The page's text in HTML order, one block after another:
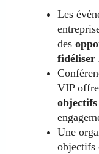
Les
des
fidéliser
VIP
objectifs
Une
objectifs